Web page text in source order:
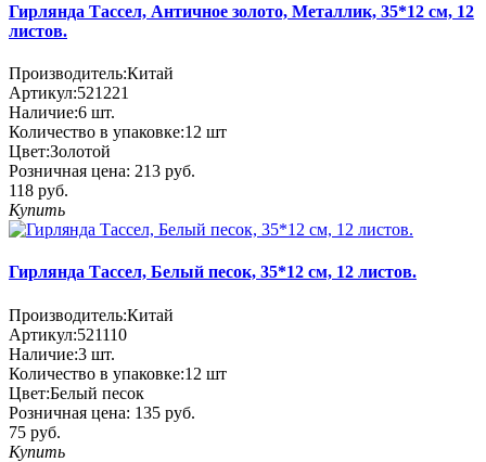
Гирлянда Тассел, Античное золото, Металлик, 35*12 см, 12
листов.
Производитель:Китай
Артикул:521221
Наличие:6 шт.
Количество в упаковке:12 шт
Цвет:Золотой
Розничная цена: 213 руб.
118 руб.
Купить
Гирлянда Тассел, Белый песок, 35*12 см, 12 листов.
Производитель:Китай
Артикул:521110
Наличие:3 шт.
Количество в упаковке:12 шт
Цвет:Белый песок
Розничная цена: 135 руб.
75 руб.
Купить